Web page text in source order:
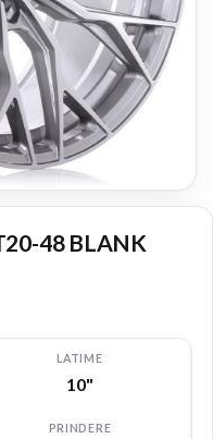
48 BLANK
LATIME
10"
PRINDERE